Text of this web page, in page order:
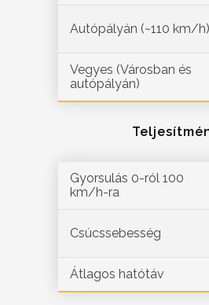
Autópályán (~110 km/h)
Vegyes (Városban és
autópályán)
Gyorsulás 0-ról 100
km/h-ra
Csúcssebesség
Átlagos hatótáv